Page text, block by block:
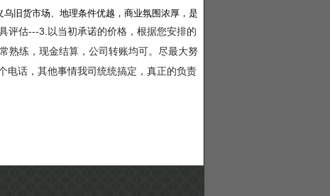
旧货市场、地理条件优越，商业氛围浓厚，是
评估---3.以当初承诺的价格，根据您安排的
熟练，现金结算，公司转账均可。尽最大努
电话，其他事情我司统统搞定，真正的负责